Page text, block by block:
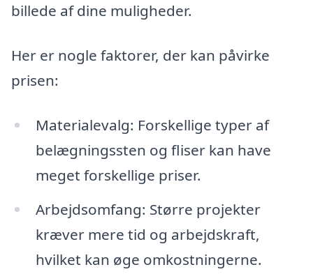
billede af dine muligheder.
Her er nogle faktorer, der kan påvirke
prisen:
Materialevalg: Forskellige typer af
belægningssten og fliser kan have
meget forskellige priser.
Arbejdsomfang: Større projekter
kræver mere tid og arbejdskraft,
hvilket kan øge omkostningerne.